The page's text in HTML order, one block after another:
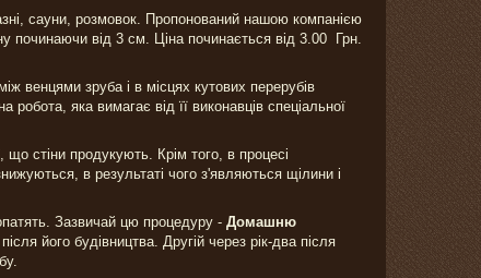
сауни, розмовок. Пропонований нашою компанією
починаючи від 3 см. Ціна починається від 3.00 Грн.
венцями зруба і в місцях кутових перерубів
яка вимагає від її виконавців спеціальної
що стіни продукують. Крім того, в процесі
в результаті чого з'являються щілини і
Зазвичай цю процедуру - Домашню
його будівництва. Другій через рік-два після